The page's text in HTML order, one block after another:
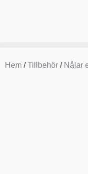
Hem /Tillbehör / Nålar